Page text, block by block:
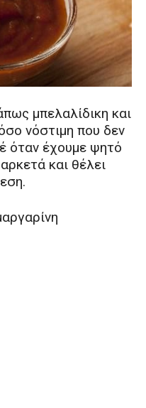
μπελαλίδικη και
νόστιμη που δεν
όταν έχουμε ψητό
και θέλει